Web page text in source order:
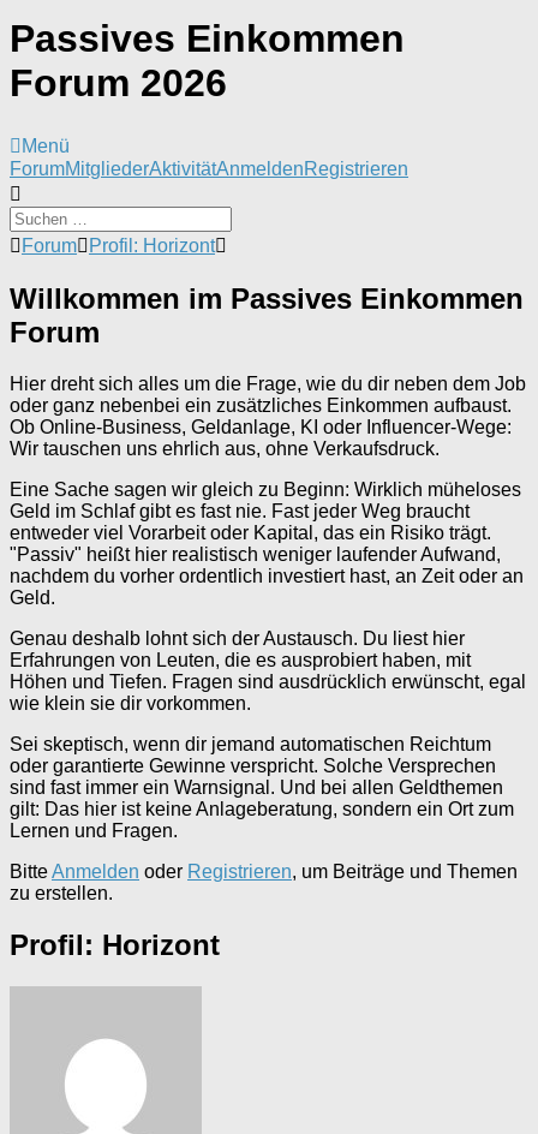
Passives Einkommen
Forum 2026
Menü
Forum-
Navigation
ForumMitgliederAktivitätAnmeldenRegistrieren
Forum-
-
Du
bist
hier:
Forum Profil: Horizont
Willkommen im Passives Einkommen
Forum
Hier dreht sich alles um die Frage, wie du dir neben dem Job
oder ganz nebenbei ein zusätzliches Einkommen aufbaust.
Ob Online-Business, Geldanlage, KI oder Influencer-Wege:
Wir tauschen uns ehrlich aus, ohne Verkaufsdruck.
Eine Sache sagen wir gleich zu Beginn: Wirklich müheloses
Geld im Schlaf gibt es fast nie. Fast jeder Weg braucht
entweder viel Vorarbeit oder Kapital, das ein Risiko trägt.
"Passiv" heißt hier realistisch weniger laufender Aufwand,
nachdem du vorher ordentlich investiert hast, an Zeit oder an
Geld.
Genau deshalb lohnt sich der Austausch. Du liest hier
Erfahrungen von Leuten, die es ausprobiert haben, mit
Höhen und Tiefen. Fragen sind ausdrücklich erwünscht, egal
wie klein sie dir vorkommen.
Sei skeptisch, wenn dir jemand automatischen Reichtum
oder garantierte Gewinne verspricht. Solche Versprechen
sind fast immer ein Warnsignal. Und bei allen Geldthemen
gilt: Das hier ist keine Anlageberatung, sondern ein Ort zum
Lernen und Fragen.
BitteAnmelden oder Registrieren, um Beiträge und Themen
zu erstellen.
Profil: Horizont